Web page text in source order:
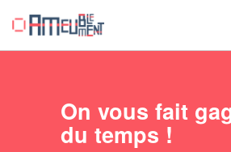
On vous fait
du temps !